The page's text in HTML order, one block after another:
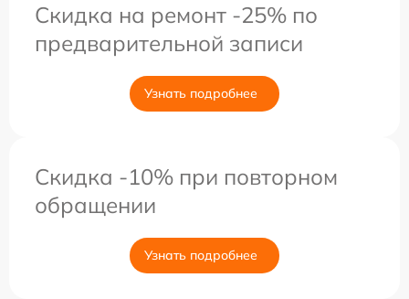
Скидка на ремонт -25% по
предварительной записи
Узнать подробнее
Скидка -10% при повторном
обращении
Узнать подробнее